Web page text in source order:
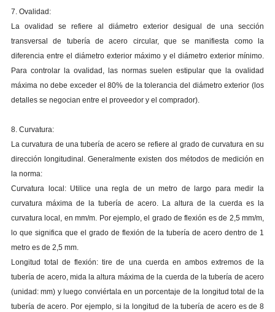
7. Ovalidad:
La ovalidad se refiere al diámetro exterior desigual de una sección
transversal de tubería de acero circular, que se manifiesta como la
diferencia entre el diámetro exterior máximo y el diámetro exterior mínimo.
Para controlar la ovalidad, las normas suelen estipular que la ovalidad
máxima no debe exceder el 80% de la tolerancia del diámetro exterior (los
detalles se negocian entre el proveedor y el comprador).
8. Curvatura:
La curvatura de una tubería de acero se refiere al grado de curvatura en su
dirección longitudinal. Generalmente existen dos métodos de medición en
la norma:
Curvatura local: Utilice una regla de un metro de largo para medir la
curvatura máxima de la tubería de acero. La altura de la cuerda es la
curvatura local, en mm/m. Por ejemplo, el grado de flexión es de 2,5 mm/m,
lo que significa que el grado de flexión de la tubería de acero dentro de 1
metro es de 2,5 mm.
Longitud total de flexión: tire de una cuerda en ambos extremos de la
tubería de acero, mida la altura máxima de la cuerda de la tubería de acero
(unidad: mm) y luego conviértala en un porcentaje de la longitud total de la
tubería de acero. Por ejemplo, si la longitud de la tubería de acero es de 8